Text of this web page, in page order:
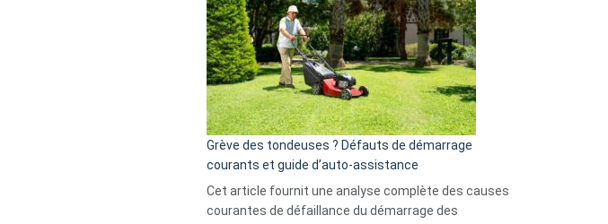
caméra
de
surveillance
?
5
avantages
essentiels
de
la
S330
eufy
Grève des tondeuses ? Défauts de démarrage
courants et guide d’auto-assistance
Cet article fournit une analyse complète des causes
courantes de défaillance du démarrage des